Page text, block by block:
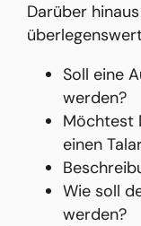
Darüber
Soll eine
werden?
Möchtest
einen
Wie soll
werden?